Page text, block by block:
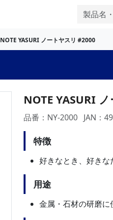
NOTE YASURI ノートヤスリ #2000
NOTE YASURI
品番：NY-2000 JAN：
特徴
好きなとき、好きな
用途
金属・石材の研磨に